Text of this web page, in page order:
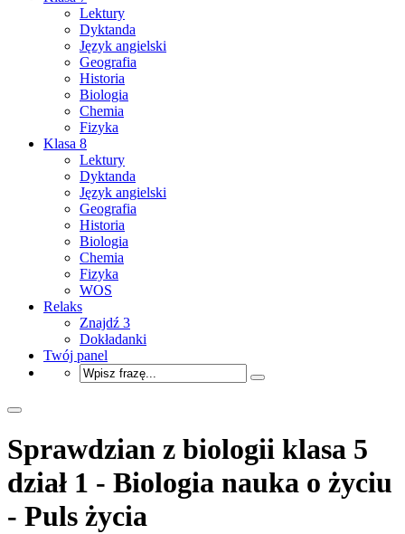
Lektury
Dyktanda
Język angielski
Geografia
Historia
Biologia
Chemia
Fizyka
Klasa 8
Lektury
Dyktanda
Język angielski
Geografia
Historia
Biologia
Chemia
Fizyka
WOS
Relaks
Znajdź 3
Dokładanki
Twój panel
Sprawdzian z biologii klasa 5
dział 1 - Biologia nauka o życiu
- Puls życia